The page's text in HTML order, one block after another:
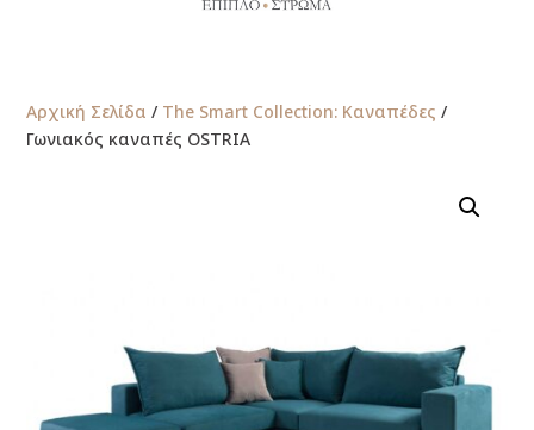
Αρχική Σελίδα / The Smart Collection: Καναπέδες /
Γωνιακός καναπές OSTRIA